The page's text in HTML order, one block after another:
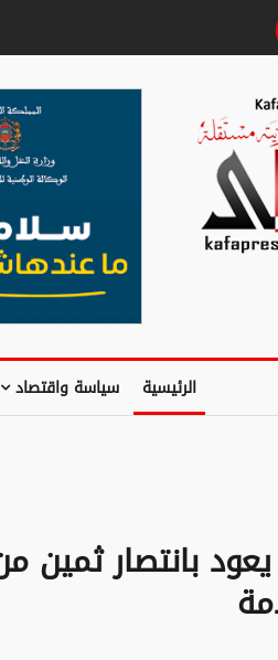
الرئيسية سياسة واقتصاد
بانتصار